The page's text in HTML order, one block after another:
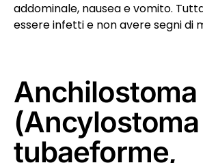
addominale, nausea e vomito.
essere infetti e non avere segni di
Anchilostoma
(Ancylostoma
tubaeforme,